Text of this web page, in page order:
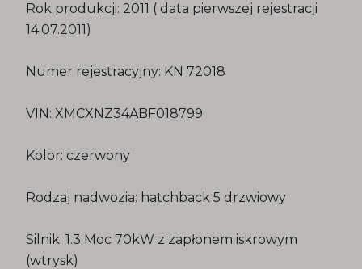
Rok produkcji: 2011 ( data pierwszej rejestracji
14.07.2011)
Numer rejestracyjny: KN 72018
VIN: XMCXNZ34ABF018799
Kolor: czerwony
Rodzaj nadwozia: hatchback 5 drzwiowy
Silnik: 1.3 Moc 70kW z zapłonem iskrowym
(wtrysk)